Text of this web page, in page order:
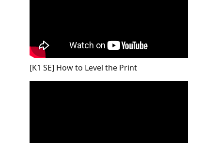
[K1 SE] How to Level the Print